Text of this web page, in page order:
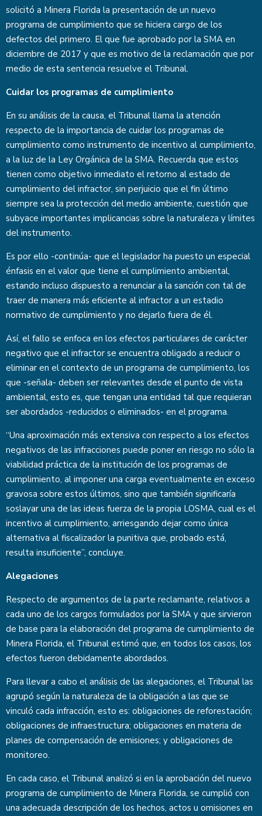
solicitó a Minera Florida la presentación de un nuevo
programa de cumplimiento que se hiciera cargo de los
defectos del primero. El que fue aprobado por la SMA en
diciembre de 2017 y que es motivo de la reclamación que por
medio de esta sentencia resuelve el Tribunal.
Cuidar los programas de cumplimiento
En su análisis de la causa, el Tribunal llama la atención
respecto de la importancia de cuidar los programas de
cumplimiento como instrumento de incentivo al cumplimiento,
a la luz de la Ley Orgánica de la SMA. Recuerda que estos
tienen como objetivo inmediato el retorno al estado de
cumplimiento del infractor, sin perjuicio que el fin último
siempre sea la protección del medio ambiente, cuestión que
subyace importantes implicancias sobre la naturaleza y límites
del instrumento.
Es por ello -continúa- que el legislador ha puesto un especial
énfasis en el valor que tiene el cumplimiento ambiental,
estando incluso dispuesto a renunciar a la sanción con tal de
traer de manera más eficiente al infractor a un estadio
normativo de cumplimiento y no dejarlo fuera de él.
Así, el fallo se enfoca en los efectos particulares de carácter
negativo que el infractor se encuentra obligado a reducir o
eliminar en el contexto de un programa de cumplimiento, los
que -señala- deben ser relevantes desde el punto de vista
ambiental, esto es, que tengan una entidad tal que requieran
ser abordados -reducidos o eliminados- en el programa.
“Una aproximación más extensiva con respecto a los efectos
negativos de las infracciones puede poner en riesgo no sólo la
viabilidad práctica de la institución de los programas de
cumplimiento, al imponer una carga eventualmente en exceso
gravosa sobre estos últimos, sino que también significaría
soslayar una de las ideas fuerza de la propia LOSMA, cual es el
incentivo al cumplimiento, arriesgando dejar como única
alternativa al fiscalizador la punitiva que, probado está,
resulta insuficiente”, concluye.
Alegaciones
Respecto de argumentos de la parte reclamante, relativos a
cada uno de los cargos formulados por la SMA y que sirvieron
de base para la elaboración del programa de cumplimiento de
Minera Florida, el Tribunal estimó que, en todos los casos, los
efectos fueron debidamente abordados.
Para llevar a cabo el análisis de las alegaciones, el Tribunal las
agrupó según la naturaleza de la obligación a las que se
vinculó cada infracción, esto es: obligaciones de reforestación;
obligaciones de infraestructura; obligaciones en materia de
planes de compensación de emisiones; y obligaciones de
monitoreo.
En cada caso, el Tribunal analizó si en la aprobación del nuevo
programa de cumplimiento de Minera Florida, se cumplió con
una adecuada descripción de los hechos, actos u omisiones en